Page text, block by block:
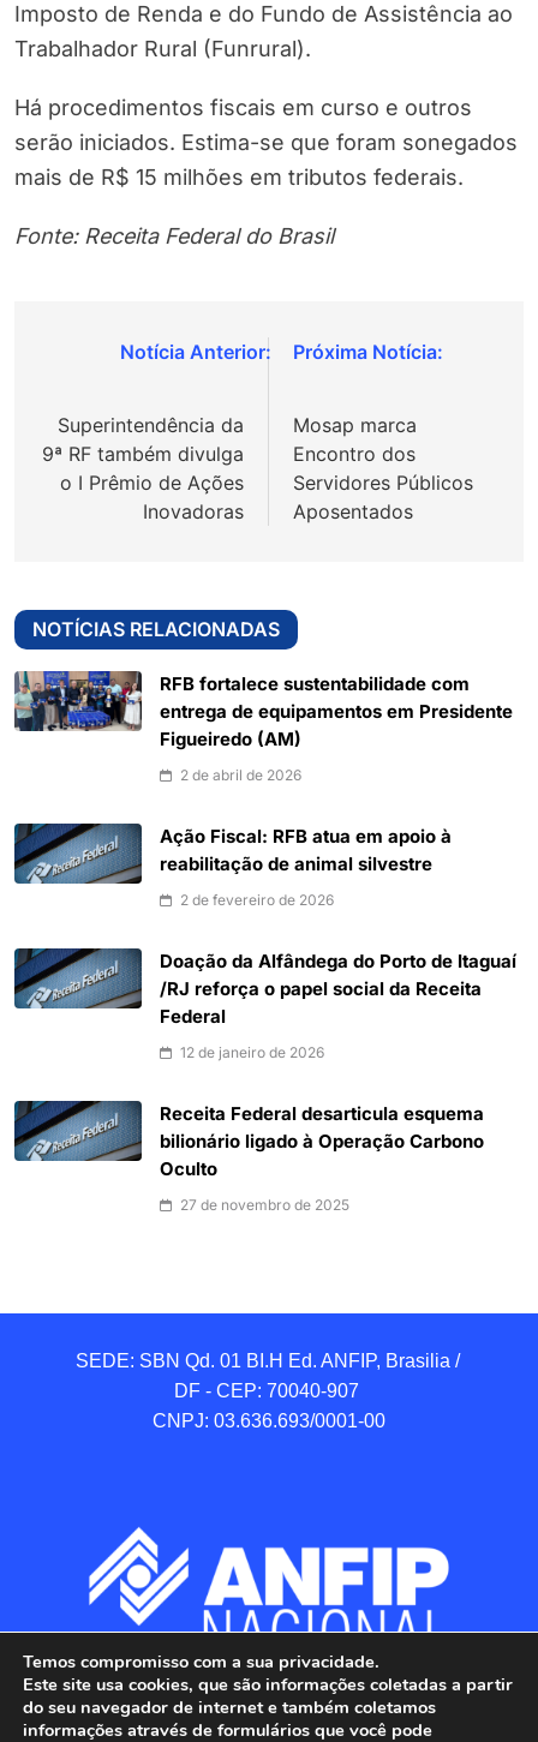
Imposto de Renda e do Fundo de Assistência ao
Trabalhador Rural (Funrural).
Há procedimentos fiscais em curso e outros
serão iniciados. Estima-se que foram sonegados
mais de R$ 15 milhões em tributos federais.
Fonte: Receita Federal do Brasil
Navegação
Post
Superintendência da
9ª RF também divulga
o I Prêmio de Ações
Inovadoras
Mosap marca
Encontro dos
Servidores Públicos
Aposentados
NOTÍCIAS RELACIONADAS
RFB fortalece sustentabilidade com
entrega de equipamentos em Presidente
Figueiredo (AM)
2 de abril de 2026
Ação Fiscal: RFB atua em apoio à
reabilitação de animal silvestre
2 de fevereiro de 2026
Doação da Alfândega do Porto de Itaguaí
/RJ reforça o papel social da Receita
Federal
12 de janeiro de 2026
Receita Federal desarticula esquema
bilionário ligado à Operação Carbono
Oculto
27 de novembro de 2025
SEDE: SBN Qd. 01 BI.H Ed. ANFIP, Brasilia /
DF - CEP: 70040-907
CNPJ: 03.636.693/0001-00
Temos compromisso com a sua privacidade.
Este site usa cookies, que são informações coletadas a partir
do seu navegador de internet e também coletamos
informações através de formulários que você pode